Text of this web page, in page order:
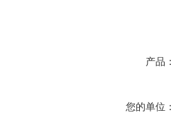
产品
您的单位